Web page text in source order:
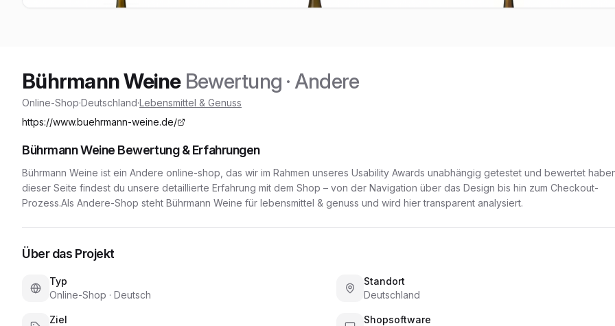
Bührmann WeineBewertung · Andere
Online-Shop·Deutschland·Lebensmittel & Genuss
https://www.buehrmann-weine.de/
Bührmann Weine Bewertung & Erfahrungen
Bührmann Weine ist ein Andere online-shop , das wir im Rahmen unseres Usability Awards unabhängig getestet und bewertet
dieser Seite findest du unsere detaillierte Erfahrung mit dem Shop – von der Navigation über das Design bis hin zum Checkout-
Prozess.Als Andere-Shop steht Bührmann Weine für lebensmittel & genuss und wird hier transparent analysiert.
Über das Projekt
Typ
Online-Shop · Deutsch
Standort
Deutschland
Ziel
Shopsoftware